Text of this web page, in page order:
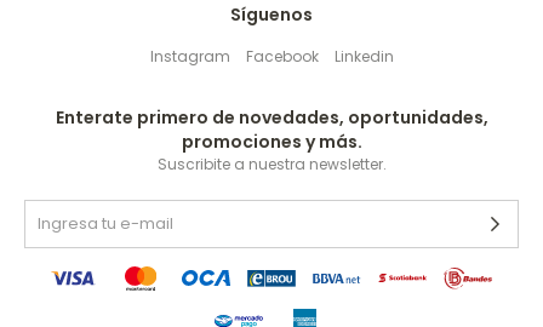
Síguenos
Instagram Facebook Linkedin
Enterate primero de novedades, oportunidades,
promociones y más.
Suscribite a nuestra newsletter.